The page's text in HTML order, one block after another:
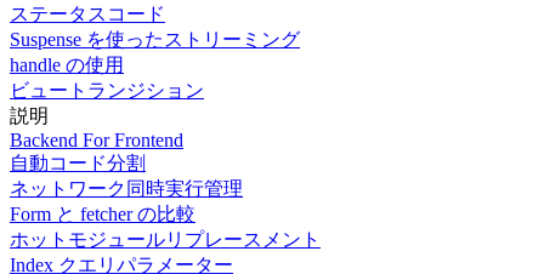
ステータスコード
Suspense を使ったストリーミング
handle の使用
ビュートランジション
説明
Backend For Frontend
自動コード分割
ネットワーク同時実行管理
Form と fetcher の比較
ホットモジュールリプレースメント
Index クエリパラメーター